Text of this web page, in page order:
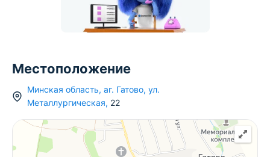
Местоположение
Минская область, аг. Гатово, ул.
Металлургическая, 22